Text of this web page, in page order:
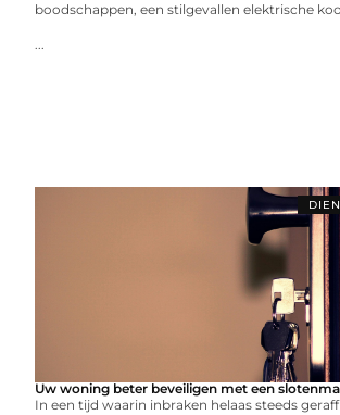
boodschappen, een stilgevallen elektrische
...
Uw woning beter beveiligen met een
In een tijd waarin inbraken helaas steeds